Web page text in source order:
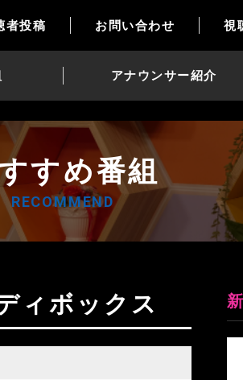
者投稿 お問い合わせ 視
アナウンサー紹介
すめ番組
RECOMMEND
ィボックス